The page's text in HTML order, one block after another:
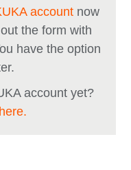
account now
the form with
have the option
account yet?
here.